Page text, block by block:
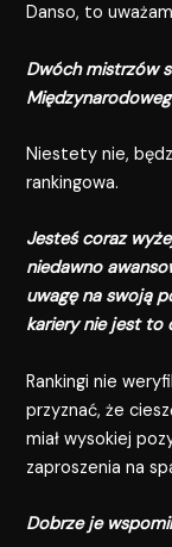
Danso, to
Dwóch mistrzów
Niestety nie,
rankingowa.
Jesteś coraz
niedawno
uwagę na swoją
kariery nie jest to
Rankingi nie
przyznać, że
miał wysokiej
zaproszenia na
Dobrze je